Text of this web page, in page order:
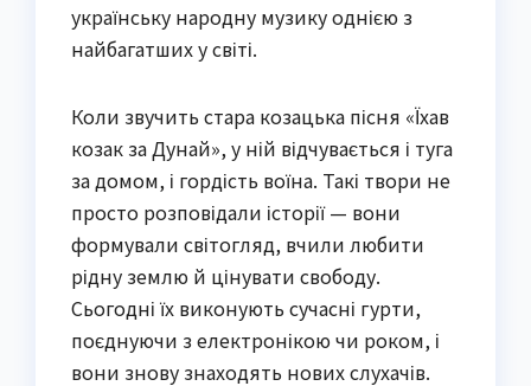
українську народну музику однією з
найбагатших у світі.
Коли звучить стара козацька пісня «Їхав
козак за Дунай», у ній відчувається і туга
за домом, і гордість воїна. Такі твори не
просто розповідали історії — вони
формували світогляд, вчили любити
рідну землю й цінувати свободу.
Сьогодні їх виконують сучасні гурти,
поєднуючи з електронікою чи роком, і
вони знову знаходять нових слухачів.